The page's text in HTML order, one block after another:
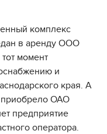
комплекс
в аренду ООО
момент
и
края. А
ОАО
предприятие
оператора.